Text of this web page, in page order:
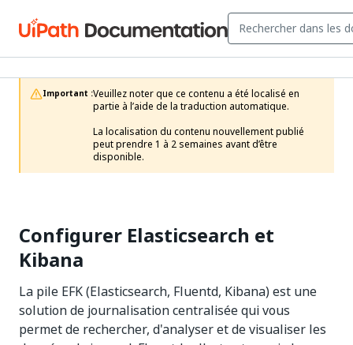
Important :Veuillez noter que ce contenu a été localisé en
partie à l’aide de la traduction automatique.
La localisation du contenu nouvellement publié
peut prendre 1 à 2 semaines avant d’être
disponible.
Configurer Elasticsearch et
Kibana
La pile EFK (Elasticsearch, Fluentd, Kibana) est une
solution de journalisation centralisée qui vous
permet de rechercher, d'analyser et de visualiser les